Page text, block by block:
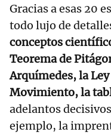
Gracias a esas 20
todo lujo de
conceptos
Teorema de
Arquímedes, la
Movimiento, la
adelantos
ejemplo, la